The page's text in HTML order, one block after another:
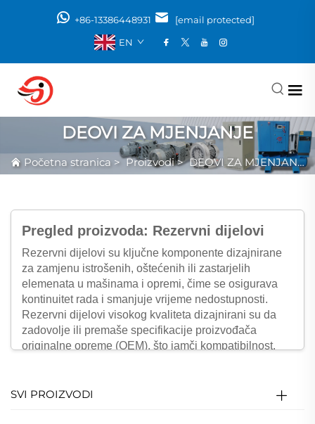
+86-13386448931
[email protected]
EN
DEOVI ZA MJENJANJE
Početna stranica >Proizvodi>DEOVI ZA MJENJANJE
Pregled proizvoda: Rezervni dijelovi
Rezervni dijelovi su ključne komponente dizajnirane
za zamjenu istrošenih, oštećenih ili zastarjelih
elemenata u mašinama i opremi, čime se osigurava
kontinuitet rada i smanjuje vrijeme nedostupnosti.
Rezervni dijelovi visokog kvaliteta dizajnirani su da
zadovolje ili premaše specifikacije proizvođača
originalne opreme (OEM), što jamči kompatibilnost,
aparata, rezervni dijelovi igraju ključnu ulogu u
SVI PROIZVODI